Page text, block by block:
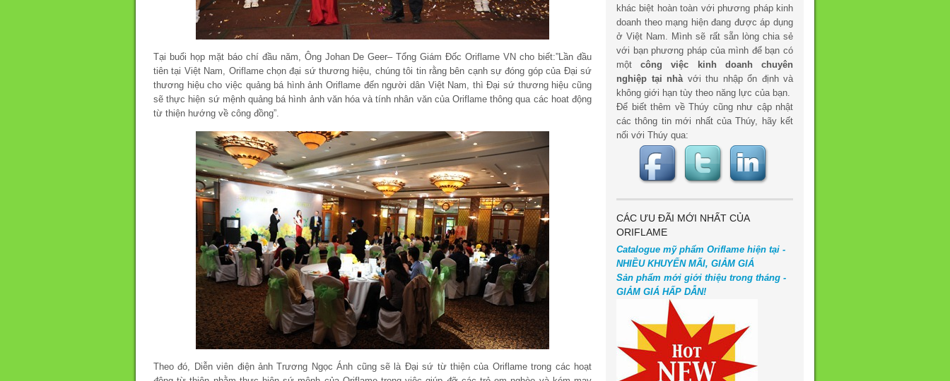
Tại buổi họp mặt báo chí đầu năm, Ông Johan De Geer– Tổng Giám Đốc Oriflame VN cho biết:”Lần đầu
tiên tại Việt Nam, Oriflame chọn đại sứ thương hiệu, chúng tôi tin rằng bên cạnh sự đóng góp của Đại sứ
thương hiệu cho việc quảng bá hình ảnh Oriflame đến người dân Việt Nam, thì Đại sứ thương hiệu cũng
sẽ thực hiện sứ mệnh quảng bá hình ảnh văn hóa và tính nhân văn của Oriflame thông qua các hoat động
từ thiện hướng về công đồng”.
Theo đó, Diễn viên điện ảnh Trương Ngọc Ánh cũng sẽ là Đại sứ từ thiện của Oriflame trong các hoạt
khác biệt hoàn toàn với phương pháp kinh
doanh theo mạng hiện đang được áp dụng
ở Việt Nam. Mình sẽ rất sẵn lòng chia sẻ
với bạn phương pháp của mình để bạn có
mộtcông việc kinh doanh chuyên
nghiệp tại nhàvới thu nhập ổn định và
không giới hạn tùy theo năng lực của bạn.
Để biết thêm về Thúy cũng như cập nhật
các thông tin mới nhất của Thúy, hãy kết
nối với Thúy qua:
CÁC ƯU ĐÃI MỚI NHẤT CỦA
ORIFLAME
Catalogue mỹ phẩm Oriflame hiện tại -
NHIỀU KHUYẾN MÃI, GIẢM GIÁ
Sản phẩm mới giới thiệu trong tháng -
GIẢM GIÁ HẤP DẪN!